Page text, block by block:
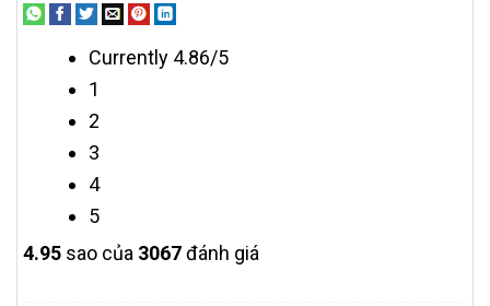
Currently 4.86/5
1
2
3
4
5
4.95 sao của 3067đánh giá